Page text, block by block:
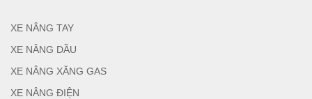
XE NÂNG TAY
XE NÂNG DẦU
XE NÂNG XĂNG GAS
XE NÂNG ĐIỆN